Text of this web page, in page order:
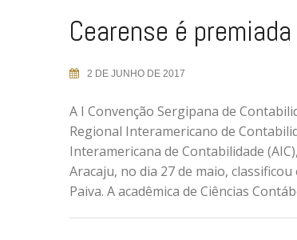
Cearense é
2 DE JUNHO DE 2017
A I Convenção Sergipana de
Regional Interamericano de
Interamericana de Contabilidade
Aracaju, no dia 27 de maio,
Paiva. A acadêmica de Ciências